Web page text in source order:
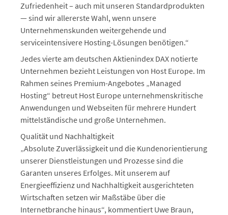
Zufriedenheit – auch mit unseren Standardprodukten
— sind wir allererste Wahl, wenn unsere
Unternehmenskunden weitergehende und
serviceintensivere Hosting-Lösungen benötigen.“
Jedes vierte am deutschen Aktienindex DAX notierte
Unternehmen bezieht Leistungen von Host Europe. Im
Rahmen seines Premium-Angebotes „Managed
Hosting“ betreut Host Europe unternehmenskritische
Anwendungen und Webseiten für mehrere Hundert
mittelständische und große Unternehmen.
Qualität und Nachhaltigkeit
„Absolute Zuverlässigkeit und die Kundenorientierung
unserer Dienstleistungen und Prozesse sind die
Garanten unseres Erfolges. Mit unserem auf
Energieeffizienz und Nachhaltigkeit ausgerichteten
Wirtschaften setzen wir Maßstäbe über die
Internetbranche hinaus“, kommentiert Uwe Braun,